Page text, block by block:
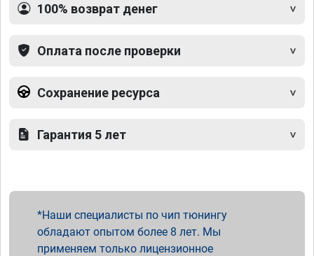
100% возврат денег
Оплата после проверки
Сохранение ресурса
Гарантия 5 лет
Наши специалисты по чип тюнингу
обладают опытом более 8 лет. Мы
применяем только лицензионное